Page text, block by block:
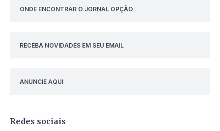
ONDE ENCONTRAR O JORNAL OPÇÃO
RECEBA NOVIDADES EM SEU EMAIL
ANUNCIE AQUI
Redes sociais